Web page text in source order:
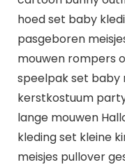
hoed set baby
pasgeboren
mouwen rompers
speelpak set baby
kerstkostuum
lange mouwen
kleding set kleine
meisjes pullover